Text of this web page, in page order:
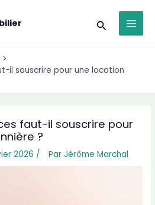
il souscrire pour une location
faut-il souscrire pour
?
2026 / ParJérôme Marchal